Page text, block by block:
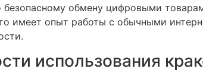
безопасному обмену цифровыми
имеет опыт работы с обычными
использования